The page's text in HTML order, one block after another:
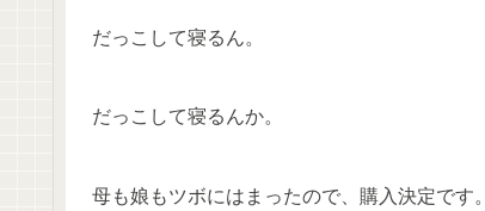
だっこして寝るん。
だっこして寝るんか。
母も娘もツボにはまったので、購入決定です。